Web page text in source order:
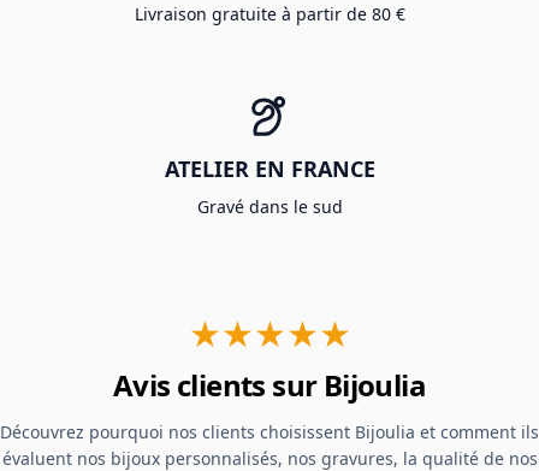
Livraison gratuite à partir de 80 €
ATELIER EN FRANCE
Gravé dans le sud
★★★★★
Avis clients sur Bijoulia
Découvrez pourquoi nos clients choisissent Bijoulia et comment ils
évaluent nos bijoux personnalisés, nos gravures, la qualité de nos